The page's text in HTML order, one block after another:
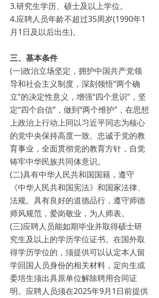
3.研究生学历、硕士及以上学位。
4.应聘人员年龄不超过35周岁(1990年1
月1日及以后出生)。
三、基本条件
(一)政治立场坚定，拥护中国共产党领
导和社会主义制度，深刻领悟“两个确
立”的决定性意义，增强“四个意识”，坚
定“四个自信”，做到“两个维护”，在思想
上政治上行动上同以习近平同志为核心
的党中央保持高度一致。忠诚于党的教
育事业，全面贯彻党的教育方针，自觉
铸牢中华民族共同体意识。
(二)具有中华人民共和国国籍，遵守
《中华人民共和国宪法》和国家法律、
法规。具有良好的道德品行，遵守师德
师风规范，爱岗敬业，为人师表。
(三)应聘人员能如期毕业并取得硕士研
究生及以上的学历学位证书。在国外取
得学历学位的，须提供可以认定本人留
学回国人员身份的相关材料，定向生或
委培生须出具原单位解除聘用合同证
明。应聘人员须在2025年9月1日前提供